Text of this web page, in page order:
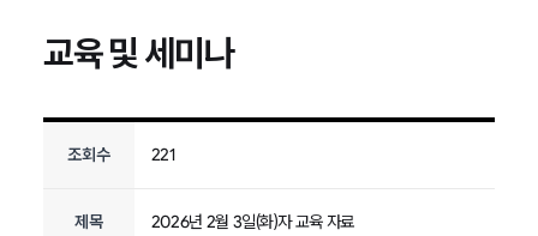
교육 및 세미나
조회수 221
제목 2026년 2월 3일(화)자 교육 자료